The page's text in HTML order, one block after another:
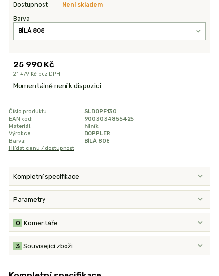
Dostupnost Není skladem
Barva
25 990 Kč
21 479 Kč bez DPH
Momentálně není k dispozici
Číslo produktu:
SLDOPF130
EAN kód:
9003034855425
Materiál:
hliník
Výrobce:
DOPPLER
Barva:
BÍLÁ 808
Hlídat cenu / dostupnost
Kompletní specifikace
Parametry
Komentáře
0
Související zboží
3